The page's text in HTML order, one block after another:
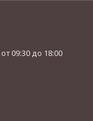
от 09:30 до 18:00